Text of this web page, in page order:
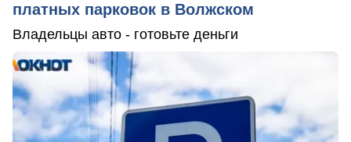
платных парковок в Волжском
Владельцы авто - готовьте деньги